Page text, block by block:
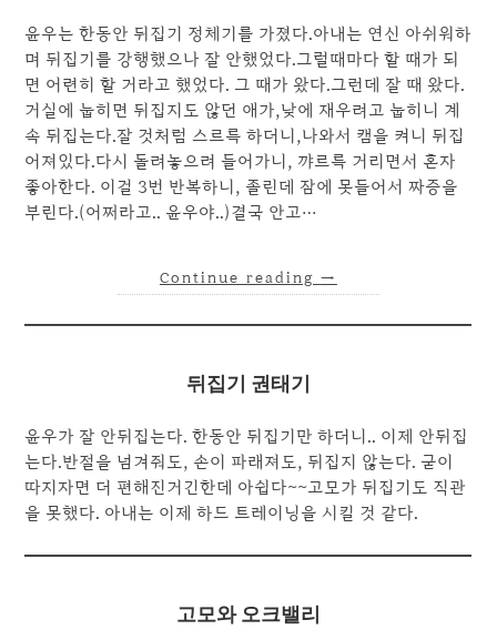
윤우는 한동안 뒤집기 정체기를 가졌다.아내는 연신 아쉬워하
며 뒤집기를 강행했으나 잘 안했었다.그럴때마다 할 때가 되
면 어련히 할 거라고 했었다. 그 때가 왔다.그런데 잘 때 왔다.
거실에 눕히면 뒤집지도 않던 애가,낮에 재우려고 눕히니 계
속 뒤집는다.잘 것처럼 스르륵 하더니,나와서 캠을 켜니 뒤집
어져있다.다시 돌려놓으려 들어가니, 꺄르륵 거리면서 혼자
좋아한다. 이걸 3번 반복하니, 졸린데 잠에 못들어서 짜증을
부린다.(어쩌라고.. 윤우야..)결국 안고…
Continue reading →
뒤집기 권태기
윤우가 잘 안뒤집는다. 한동안 뒤집기만 하더니.. 이제 안뒤집
는다.반절을 넘겨줘도, 손이 파래져도, 뒤집지 않는다. 굳이
따지자면 더 편해진거긴한데 아쉽다~~고모가 뒤집기도 직관
을 못했다. 아내는 이제 하드 트레이닝을 시킬 것 같다.
고모와 오크밸리